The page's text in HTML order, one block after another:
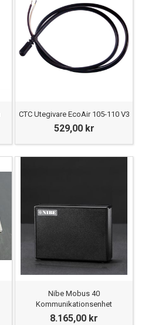
CTC Utegivare EcoAir 105-110 V3
529,00 kr
Nibe Mobus 40
Kommunikationsenhet
8.165,00 kr